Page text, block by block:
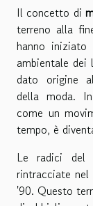
Il concetto di
terreno alla
hanno iniziato
ambientale dei
dato origine
della moda.
come un
tempo, è
Le radici del
rintracciate
'90. Questo